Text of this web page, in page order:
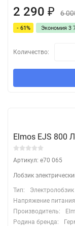
2 290 ₽ 6
- 61% Экономия 3
Количество:
Elmos EJS 800
Артикул: e70 065
Лобзик
Тип:
Электролобзик
Напряжение
Производитель:
Родина бренда: